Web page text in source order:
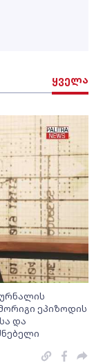
ყველა
ეპიზოდის
და